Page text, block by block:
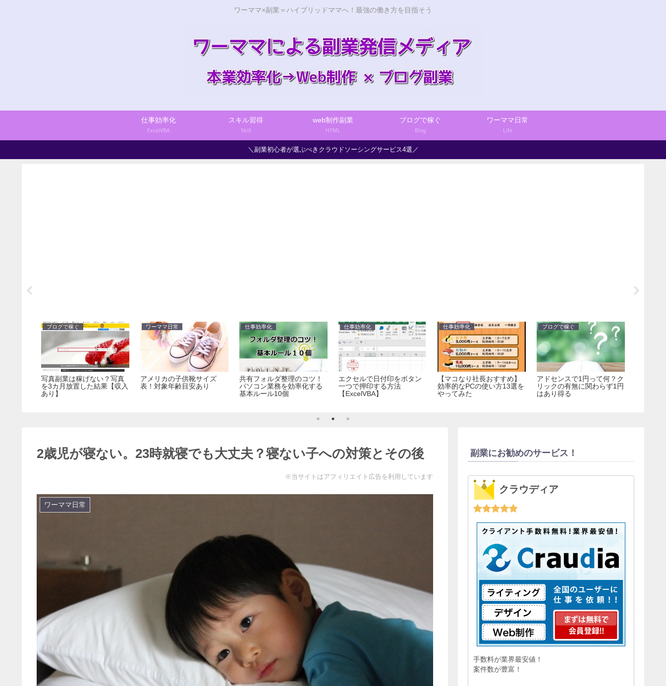
ワーママ×副業＝ハイブリッドママへ！最強の働き方を目指そう
仕事効率化
ExcelVBA
スキル習得
Skill
web制作副業
HTML
ブログで稼ぐ
Blog
ワーママ日常
Life
＼副業初心者が選ぶべきクラウドソーシングサービス4選／
ブログで稼ぐ
写真副業は稼げない？写真
を3カ月放置した結果【収入
あり】
ワーママ日常
アメリカの子供靴サイズ
表！対象年齢目安あり
仕事効率化
共有フォルダ整理のコツ！
パソコン業務を効率化する
基本ルール10個
仕事効率化
エクセルで日付印をボタン
一つで押印する方法
【ExcelVBA】
仕事効率化
【マコなり社長おすすめ】
効率的なPCの使い方13選を
やってみた
ブログで稼ぐ
アドセンスで1円って何？ク
リックの有無に関わらず1円
はあり得る
2歳児が寝ない。23時就寝でも大丈夫？寝ない子への対策とその後
※当サイトはアフィリエイト広告を利用しています
ワーママ日常
副業にお勧めのサービス！
クラウディア
手数料が業界最安値！
案件数が豊富！